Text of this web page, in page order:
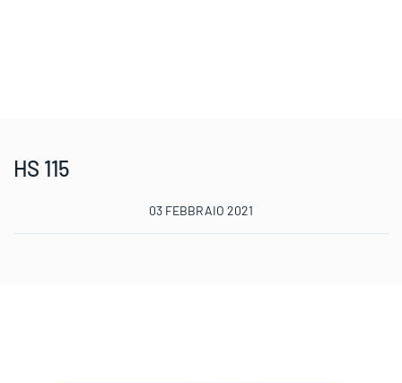
HS 115
03 FEBBRAIO 2021